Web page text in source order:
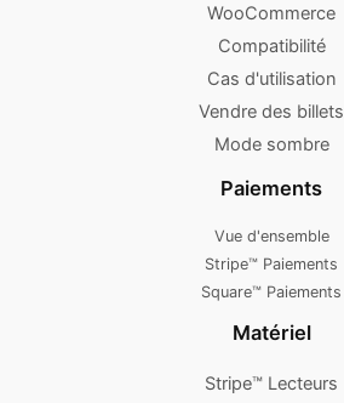
WooCommerce
Compatibilité
Cas d'utilisation
Vendre des billets
Mode sombre
Paiements
Vue d'ensemble
Stripe™ Paiements
Square™ Paiements
Matériel
Stripe™ Lecteurs